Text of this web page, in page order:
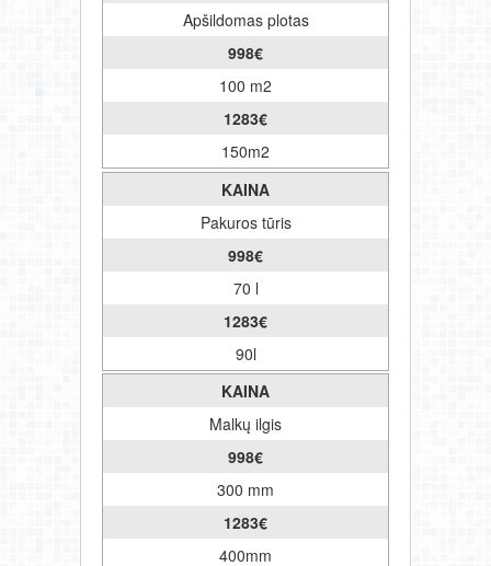
Apšildomas plotas
998€
100 m2
1283€
150m2
KAINA
Pakuros tūris
998€
70 l
1283€
90l
KAINA
Malkų ilgis
998€
300 mm
1283€
400mm